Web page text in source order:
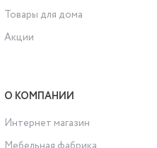
Товары для дома
Акции
О КОМПАНИИ
Интернет магазин